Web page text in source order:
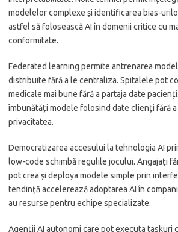
modelelor complexe și identificarea bias-
astfel să folosească AI în domenii critice cu
conformitate.
Federated learning permite antrenarea
distribuite fără a le centraliza. Spitalele pot
medicale mai bune fără a partaja date
îmbunătăți modele folosind date clienți fără
privacitatea.
Democratizarea accesului la tehnologia AI
low-code schimbă regulile jocului. Angajați
pot crea și deploya modele simple prin
tendință accelerează adoptarea AI în
au resurse pentru echipe specializate.
Agenții AI autonomi care pot executa taskuri